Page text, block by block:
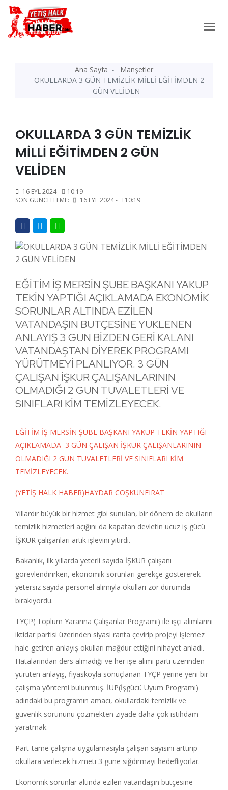
Ana Sayfa
Manşetler
OKULLARDA 3 GÜN TEMİZLİK MİLLİ EĞİTİMDEN 2
GÜN VELİDEN
OKULLARDA 3 GÜN TEMİZLİK
MİLLİ EĞİTİMDEN 2 GÜN
VELİDEN
16 EYL 2024 -
10:19
SON GÜNCELLEME:
16 EYL 2024 - 10:19
EĞİTİM İŞ MERSİN ŞUBE BAŞKANI YAKUP
TEKİN YAPTIĞI AÇIKLAMADA EKONOMİK
SORUNLAR ALTINDA EZİLEN
VATANDAŞIN BÜTÇESİNE YÜKLENEN
ANLAYIŞ 3 GÜN BİZDEN GERİ KALANI
VATANDAŞTAN DİYEREK PROGRAMI
YÜRÜTMEYİ PLANLIYOR. 3 GÜN
ÇALIŞAN İŞKUR ÇALIŞANLARININ
OLMADIĞI 2 GÜN TUVALETLERİ VE
SINIFLARI KİM TEMİZLEYECEK.
EĞİTİM İŞ MERSİN ŞUBE BAŞKANI YAKUP TEKİN YAPTIĞI
AÇIKLAMADA 3 GÜN ÇALIŞAN İŞKUR ÇALIŞANLARININ
OLMADIĞI 2 GÜN TUVALETLERİ VE SINIFLARI KİM
TEMİZLEYECEK.
(YETİŞ HALK HABER)HAYDAR COŞKUNFIRAT
Yıllardır büyük bir hizmet gibi sunulan, bir dönem de okulların
temizlik hizmetleri açığını da kapatan devletin ucuz iş gücü
İŞKUR çalışanları artık işlevini yitirdi.
Bakanlık, ilk yıllarda yeterli sayıda İŞKUR çalışanı
görevlendirirken, ekonomik sorunları gerekçe göstererek
yetersiz sayıda personel alımıyla okulları zor durumda
bırakıyordu.
TYÇP( Toplum Yararına Çalışanlar Programı) ile işçi alımlarını
iktidar partisi üzerinden siyasi ranta çevirip projeyi işlemez
hale getiren anlayış okulları mağdur ettiğini nihayet anladı.
Hatalarından ders almadığı ve her işe alımı parti üzerinden
yürüten anlayış, fiyaskoyla sonuçlanan TYÇP yerine yeni bir
çalışma yöntemi bulunmuş. İUP(İşgücü Uyum Programı)
adındaki bu programın amacı, okullardaki temizlik ve
güvenlik sorununu çözmekten ziyade daha çok istihdam
yaratmak.
Part-tame çalışma uygulamasıyla çalışan sayısını arttırıp
okullara verlecek hizmeti 3 güne sığdırmayı hedefliyorlar.
Ekonomik sorunlar altında ezilen vatandaşın bütçesine